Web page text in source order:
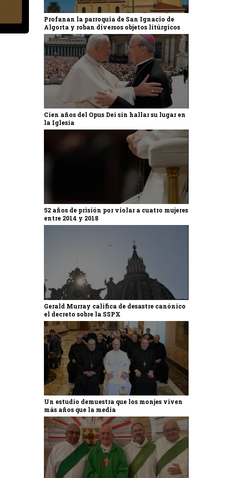
Profanan la parroquia de San Ignacio de
Algorta y roban diversos objetos litúrgicos
Cien años del Opus Dei sin hallar su lugar en
la Iglesia
52 años de prisión por violar a cuatro mujeres
entre 2014 y 2018
Gerald Murray califica de desastre canónico
el decreto sobre la SSPX
Un estudio demuestra que los monjes viven
más años que la media